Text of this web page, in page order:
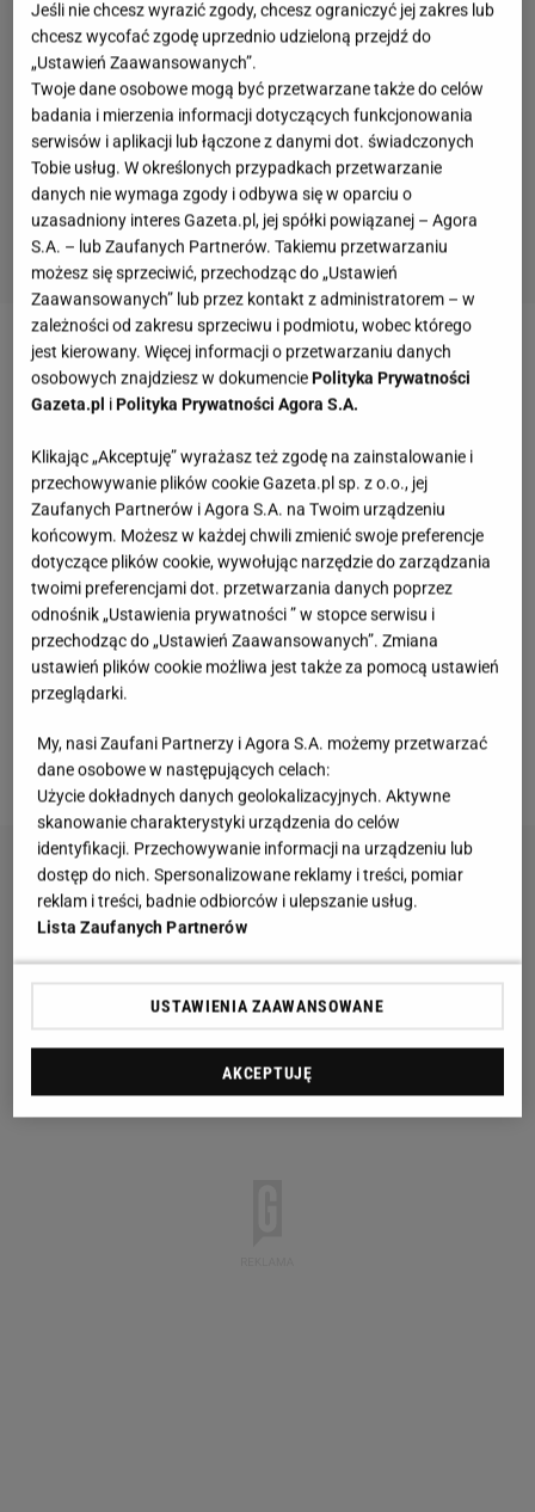
Dzień Zakochanych to jedyne takie święto w roku.
Walentynkowy wieczór powinien być wyjątkowy,
Wyjątkowa kolacja, to obowiązkowy punkt wieczoru.
Oprócz świec ikwiatów, w zbudowaniu niezwykłego
nastroju na pewno pomoże ekskluzywna bielizna
RESERVED. Zaprojektowana specjalnie z myślą o
wszystkich zakochanych uatrakcyjni wspólnie
spędzone chwile tylko we dwoje. Ponieważ każda
kobietama wiele twarzy, linia damska powstała w
dwóch wariantach- zmysłowym i casualowym.
Każdy z wzorów to idealny pomysł, by sprawić
przyjemność ukochanej osobie.
Jeśli nie chcesz wyrazić zgody, chcesz ograniczyć jej zakres lub
chcesz wycofać zgodę uprzednio udzieloną przejdź do
„Ustawień Zaawansowanych”.
Twoje dane osobowe mogą być przetwarzane także do celów
badania i mierzenia informacji dotyczących funkcjonowania
serwisów i aplikacji lub łączone z danymi dot. świadczonych
Tobie usług. W określonych przypadkach przetwarzanie
danych nie wymaga zgody i odbywa się w oparciu o
uzasadniony interes Gazeta.pl, jej spółki powiązanej – Agora
S.A. – lub Zaufanych Partnerów. Takiemu przetwarzaniu
możesz się sprzeciwić, przechodząc do „Ustawień
Zaawansowanych” lub przez kontakt z administratorem – w
zależności od zakresu sprzeciwu i podmiotu, wobec którego
jest kierowany. Więcej informacji o przetwarzaniu danych
osobowych znajdziesz w dokumenciePolityka Prywatności
Gazeta.pl iPolityka Prywatności Agora S.A.
Klikając „Akceptuję” wyrażasz też zgodę na zainstalowanie i
przechowywanie plików cookie Gazeta.pl sp. z o.o., jej
Zaufanych Partnerów i Agora S.A. na Twoim urządzeniu
końcowym. Możesz w każdej chwili zmienić swoje preferencje
dotyczące plików cookie, wywołując narzędzie do zarządzania
twoimi preferencjami dot. przetwarzania danych poprzez
odnośnik „Ustawienia prywatności ” w stopce serwisu i
przechodząc do „Ustawień Zaawansowanych”. Zmiana
ustawień plików cookie możliwa jest także za pomocą ustawień
przeglądarki.
My, nasi Zaufani Partnerzy i Agora S.A. możemy przetwarzać
dane osobowe w następujących celach:
Użycie dokładnych danych geolokalizacyjnych. Aktywne
skanowanie charakterystyki urządzenia do celów
identyfikacji. Przechowywanie informacji na urządzeniu lub
dostęp do nich. Spersonalizowane reklamy i treści, pomiar
reklam i treści, badnie odbiorców i ulepszanie usług.
Lista Zaufanych Partnerów
USTAWIENIA ZAAWANSOWANE
AKCEPTUJĘ